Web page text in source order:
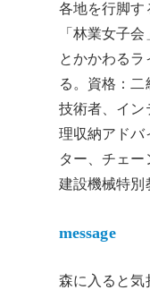
各地を行脚す
「林業女子
とかかわる
る。資格：
技術者、イン
理収納アドバ
ター、チェ
建設機械特別
message
森に入ると気